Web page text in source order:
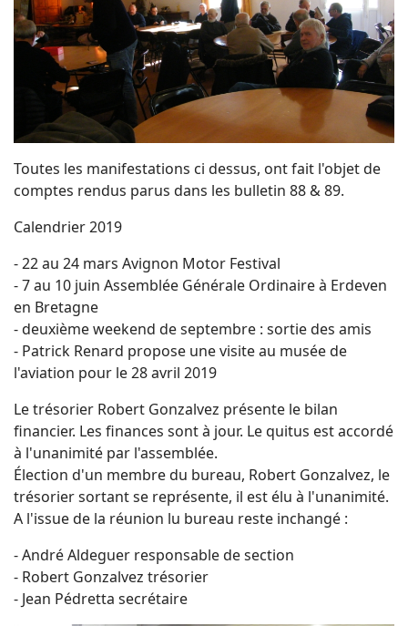
Toutes les manifestations ci dessus, ont fait l'objet de
comptes rendus parus dans les bulletin 88 & 89.
Calendrier 2019
- 22 au 24 mars Avignon Motor Festival
- 7 au 10 juin Assemblée Générale Ordinaire à Erdeven
en Bretagne
- deuxième weekend de septembre : sortie des amis
- Patrick Renard propose une visite au musée de
l'aviation pour le 28 avril 2019
Le trésorier Robert Gonzalvez présente le bilan
financier. Les finances sont à jour. Le quitus est accordé
à l'unanimité par l'assemblée.
Élection d'un membre du bureau, Robert Gonzalvez, le
trésorier sortant se représente, il est élu à l'unanimité.
A l'issue de la réunion lu bureau reste inchangé :
- André Aldeguer responsable de section
- Robert Gonzalvez trésorier
- Jean Pédretta secrétaire